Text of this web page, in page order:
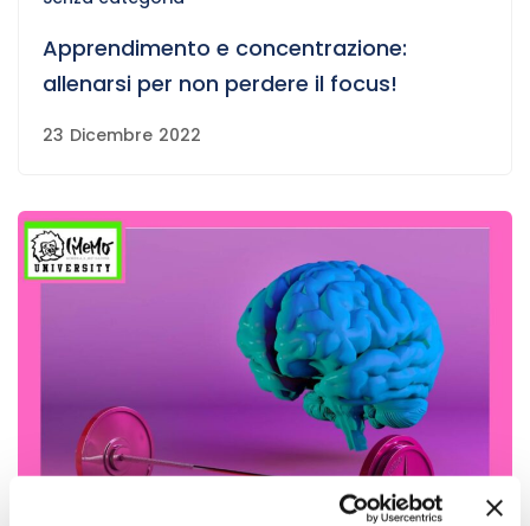
Apprendimento e concentrazione:
allenarsi per non perdere il focus!
23 Dicembre 2022